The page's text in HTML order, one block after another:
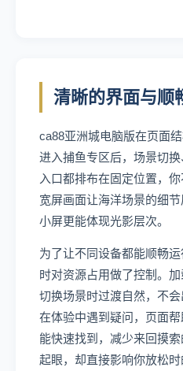
清晰的界面与顺
ca88亚洲城电脑版在页面
进入捕鱼专区后，场景切
入口都排布在固定位置，
宽屏画面让海洋场景的细
小屏更能体现光影层次。
为了让不同设备都能顺畅
时对资源占用做了控制。加
切换场景时过渡自然，不
在体验中遇到疑问，页面
能快速找到，减少来回摸
起眼，却直接影响你放松时